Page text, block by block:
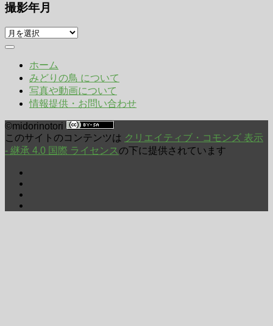
撮影年月
撮
影
ホーム
みどりの鳥 について
写真や動画について
情報提供・お問い合わせ
©midorinotori
このサイトのコンテンツは クリエイティブ・コモンズ 表示
- 継承 4.0 国際 ライセンス の下に提供されています